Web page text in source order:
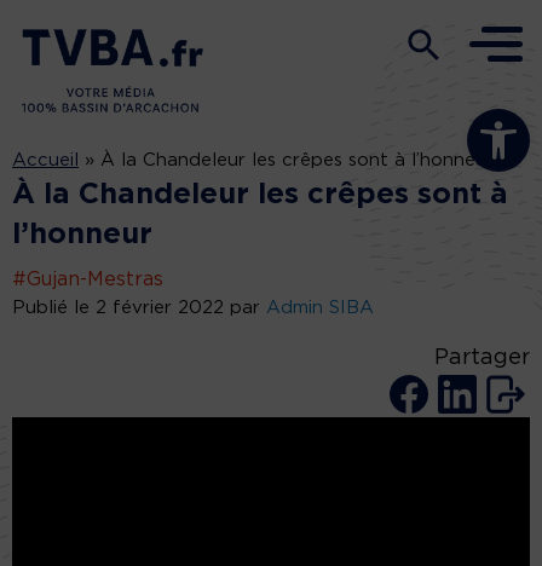
Ouvrir la
Accueil » À la Chandeleur les crêpes sont à l’honneur
À la Chandeleur les crêpes sont à
l’honneur
#Gujan-Mestras
Publié le 2 février 2022 par Admin SIBA
Partager